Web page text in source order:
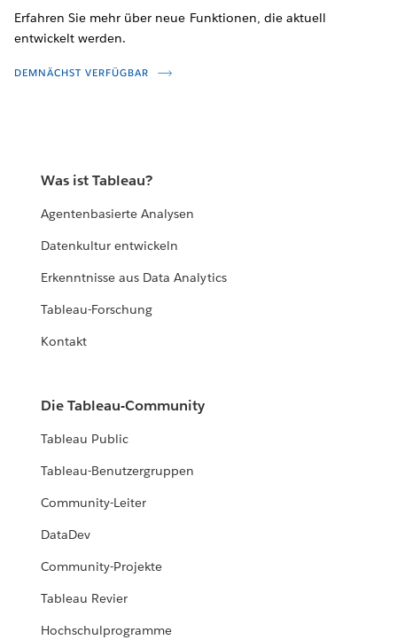
Erfahren Sie mehr über neue Funktionen, die aktuell
entwickelt werden.
DEMNÄCHST VERFÜGBAR
Was ist Tableau?
Agentenbasierte Analysen
Datenkultur entwickeln
Erkenntnisse aus Data Analytics
Tableau-Forschung
Kontakt
Die Tableau-Community
Tableau Public
Tableau-Benutzergruppen
Community-Leiter
DataDev
Community-Projekte
Tableau Revier
Hochschulprogramme